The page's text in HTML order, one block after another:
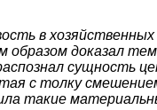
в хозяйственных
образом доказал
сущность
с толку
такие